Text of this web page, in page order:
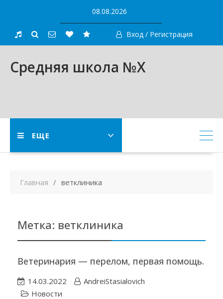
content
08.08.2026
Вход / Регистрация
Средняя школа №X
ЕЩЕ
Главная ветклиника
Метка: ветклиника
Ветеринария — перелом, первая помощь.
14.03.2022
AndreiStasialovich
Новости